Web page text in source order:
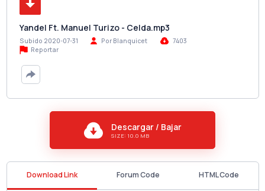
Yandel Ft. Manuel Turizo - Celda.mp3
Subido 2020-07-31 Por Blanquicet
7403
Reportar
Descargar / Bajar
SIZE: 10.0 MB
Download Link Forum Code HTML Code